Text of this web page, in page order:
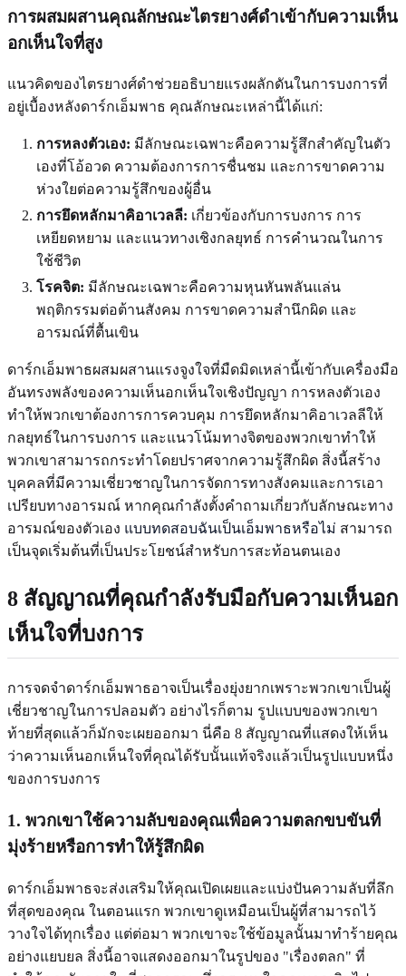
การผสมผสานคุณลักษณะไตรยางศ์ดำเข้ากับความเห็น
อกเห็นใจที่สูง
แนวคิดของไตรยางศ์ดำช่วยอธิบายแรงผลักดันในการบงการที่
อยู่เบื้องหลังดาร์กเอ็มพาธ คุณลักษณะเหล่านี้ได้แก่:
การหลงตัวเอง: มีลักษณะเฉพาะคือความรู้สึกสำคัญในตัว
เองที่โอ้อวด ความต้องการการชื่นชม และการขาดความ
ห่วงใยต่อความรู้สึกของผู้อื่น
การยึดหลักมาคิอาเวลลี: เกี่ยวข้องกับการบงการ การ
เหยียดหยาม และแนวทางเชิงกลยุทธ์ การคำนวณในการ
ใช้ชีวิต
โรคจิต: มีลักษณะเฉพาะคือความหุนหันพลันแล่น
พฤติกรรมต่อต้านสังคม การขาดความสำนึกผิด และ
อารมณ์ที่ตื้นเขิน
ดาร์กเอ็มพาธผสมผสานแรงจูงใจที่มืดมิดเหล่านี้เข้ากับเครื่องมือ
อันทรงพลังของความเห็นอกเห็นใจเชิงปัญญา การหลงตัวเอง
ทำให้พวกเขาต้องการการควบคุม การยึดหลักมาคิอาเวลลีให้
กลยุทธ์ในการบงการ และแนวโน้มทางจิตของพวกเขาทำให้
พวกเขาสามารถกระทำโดยปราศจากความรู้สึกผิด สิ่งนี้สร้าง
บุคคลที่มีความเชี่ยวชาญในการจัดการทางสังคมและการเอา
เปรียบทางอารมณ์ หากคุณกำลังตั้งคำถามเกี่ยวกับลักษณะทาง
อารมณ์ของตัวเอง แบบทดสอบฉันเป็นเอ็มพาธหรือไม่ สามารถ
เป็นจุดเริ่มต้นที่เป็นประโยชน์สำหรับการสะท้อนตนเอง
8 สัญญาณที่คุณกำลังรับมือกับความเห็นอก
เห็นใจที่บงการ
การจดจำดาร์กเอ็มพาธอาจเป็นเรื่องยุ่งยากเพราะพวกเขาเป็นผู้
เชี่ยวชาญในการปลอมตัว อย่างไรก็ตาม รูปแบบของพวกเขา
ท้ายที่สุดแล้วก็มักจะเผยออกมา นี่คือ 8 สัญญาณที่แสดงให้เห็น
ว่าความเห็นอกเห็นใจที่คุณได้รับนั้นแท้จริงแล้วเป็นรูปแบบหนึ่ง
ของการบงการ
1. พวกเขาใช้ความลับของคุณเพื่อความตลกขบขันที่
มุ่งร้ายหรือการทำให้รู้สึกผิด
ดาร์กเอ็มพาธจะส่งเสริมให้คุณเปิดเผยและแบ่งปันความลับที่ลึก
ที่สุดของคุณ ในตอนแรก พวกเขาดูเหมือนเป็นผู้ที่สามารถไว้
วางใจได้ทุกเรื่อง แต่ต่อมา พวกเขาจะใช้ข้อมูลนั้นมาทำร้ายคุณ
อย่างแยบยล สิ่งนี้อาจแสดงออกมาในรูปของ "เรื่องตลก" ที่